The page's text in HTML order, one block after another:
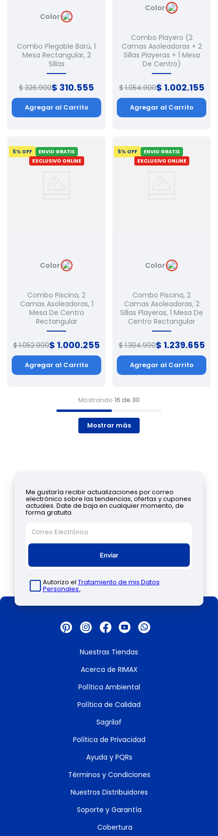
Color
Combo Plegable Barú, 1
Mesa Rectangular, 2
Sillas
$ 326.900$ 310.555
Agregar al Carrito
Color
Combo Playero (2
Camas Asoleadoras + 2
Sillas Playeras + 1 Mesa
De Centro)
$ 1.054.900$ 1.002.155
Agregar al Carrito
5% OFF
ENVIO GRATIS
EXCLUSIVO ONLINE
Color
Combo Piscina, 2
Camas Asoleadoras, 1
Mesa De Centro
Rectangular
$ 1.052.900$ 1.000.255
Agregar al Carrito
5% OFF
ENVIO GRATIS
EXCLUSIVO ONLINE
Color
Combo Piscina, 2
Camas Asoleadoras, 2
Sillas Playeras, 1 Mesa De
Centro Rectangular
$ 1.304.900$ 1.239.655
Agregar al Carrito
Mostrando 16 de 30
Mostrar más
Me gustaría recibir actualizaciones por correo
electrónico sobre las tendencias, ofertas y cupones
actuales. Date de baja en cualquier momento, de
forma gratuita.
Enviar
Autorizo el Tratamiento de mis Datos
Personales..
Nuestras Tiendas
Acerca de RIMAX
Política Ambiental
Política de Calidad
Sagrilaf
Política de Privacidad
Ayuda y PQRs
Términos y Condiciones
Nuestros Distribuidores
Soporte y Garantía
Cobertura